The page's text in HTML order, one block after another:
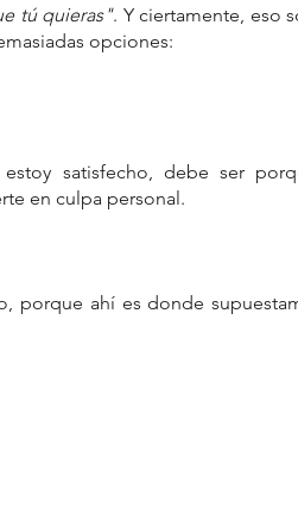
tú quieras". Y ciertamente, eso
opciones:
satisfecho, debe ser
en culpa personal.
porque ahí es donde